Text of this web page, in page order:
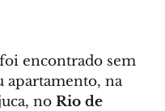
encontrado sem
apartamento, na
no Rio de